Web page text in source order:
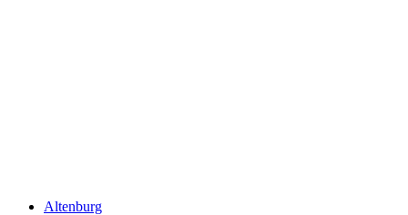
Altenburg